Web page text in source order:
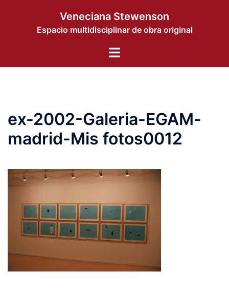
contenido
Veneciana Stewenson
Espacio multidisciplinar de obra original
Alternar
ex-2002-Galeria-EGAM-
madrid-Mis fotos0012